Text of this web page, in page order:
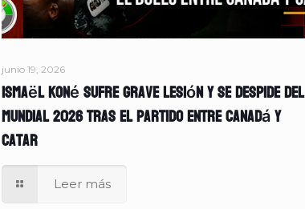
junio 19, 2026
Ismaël Koné sufre grave lesión y se despide del
Mundial 2026 tras el partido entre Canadá y
Catar
Leer más